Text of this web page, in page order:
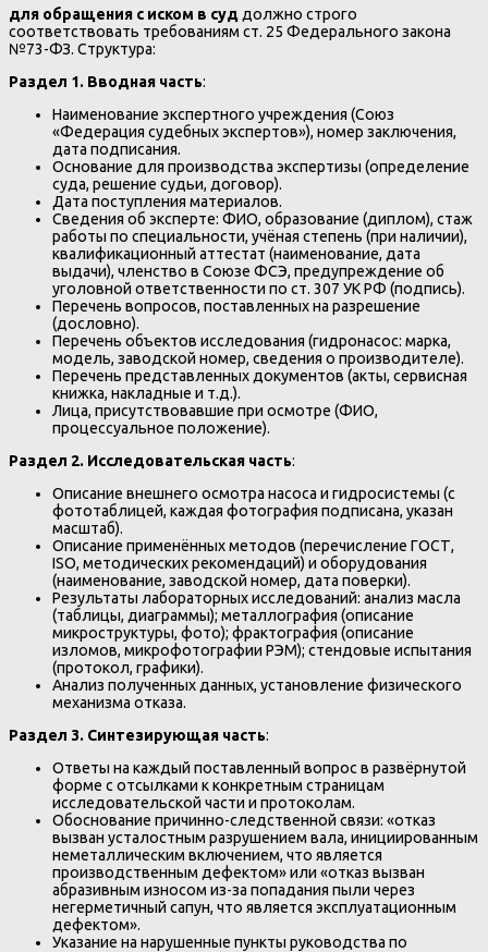
для обращения с иском в суд должно строго
соответствовать требованиям ст. 25 Федерального закона
№73-ФЗ. Структура:
Раздел 1. Вводная часть:
Наименование экспертного учреждения (Союз
«Федерация судебных экспертов»), номер заключения,
дата подписания.
Основание для производства экспертизы (определение
суда, решение судьи, договор).
Дата поступления материалов.
Сведения об эксперте: ФИО, образование (диплом), стаж
работы по специальности, учёная степень (при наличии),
квалификационный аттестат (наименование, дата
выдачи), членство в Союзе ФСЭ, предупреждение об
уголовной ответственности по ст. 307 УК РФ (подпись).
Перечень вопросов, поставленных на разрешение
(дословно).
Перечень объектов исследования (гидронасос: марка,
модель, заводской номер, сведения о производителе).
Перечень представленных документов (акты, сервисная
книжка, накладные и т.д.).
Лица, присутствовавшие при осмотре (ФИО,
процессуальное положение).
Раздел 2. Исследовательская часть:
Описание внешнего осмотра насоса и гидросистемы (с
фототаблицей, каждая фотография подписана, указан
масштаб).
Описание применённых методов (перечисление ГОСТ,
ISO, методических рекомендаций) и оборудования
(наименование, заводской номер, дата поверки).
Результаты лабораторных исследований: анализ масла
(таблицы, диаграммы); металлография (описание
микроструктуры, фото); фрактография (описание
изломов, микрофотографии РЭМ); стендовые испытания
(протокол, графики).
Анализ полученных данных, установление физического
механизма отказа.
Раздел 3. Синтезирующая часть:
Ответы на каждый поставленный вопрос в развёрнутой
форме с отсылками к конкретным страницам
исследовательской части и протоколам.
Обоснование причинно-следственной связи: «отказ
вызван усталостным разрушением вала, инициированным
неметаллическим включением, что является
производственным дефектом» или «отказ вызван
абразивным износом из-за попадания пыли через
негерметичный сапун, что является эксплуатационным
дефектом».
Указание на нарушенные пункты руководства по